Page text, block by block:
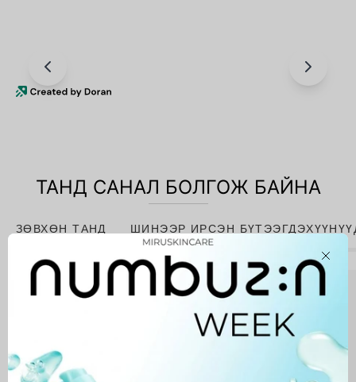
ТАНД САНАЛ БОЛГОЖ БАЙНА
ЗӨВХӨН ТАНД ШИНЭЭР ИРСЭН
Niacinamide
10%